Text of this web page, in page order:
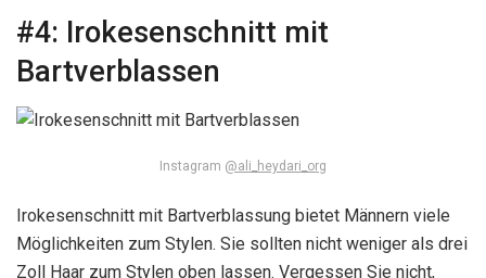
#4: Irokesenschnitt mit
Bartverblassen
Instagram @ali_heydari_org
Irokesenschnitt mit Bartverblassung bietet Männern viele
Möglichkeiten zum Stylen. Sie sollten nicht weniger als drei
Zoll Haar zum Stylen oben lassen. Vergessen Sie nicht,